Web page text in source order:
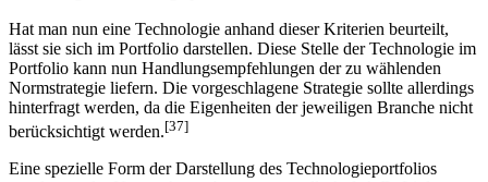
Abbildung 8: Technologieportfolio nach Pfeiffer[36]
Hat man nun eine Technologie anhand dieser Kriterien beurteilt,
lässt sie sich im Portfolio darstellen. Diese Stelle der Technologie im
Portfolio kann nun Handlungsempfehlungen der zu wählenden
Normstrategie liefern. Die vorgeschlagene Strategie sollte allerdings
hinterfragt werden, da die Eigenheiten der jeweiligen Branche nicht
berücksichtigt werden.[37]